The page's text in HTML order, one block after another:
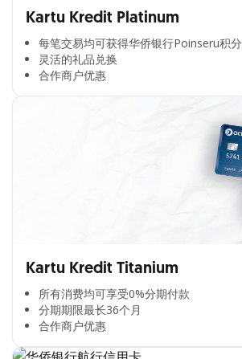
Kartu Kredit Platinum
每笔交易均可获得华侨银行Poinseru积分​
灵活的礼品兑换​
合作商户优惠​
Kartu Kredit Titanium
所有消费均可享受0%分期付款​
分期期限最长36个月​
合作商户优惠​